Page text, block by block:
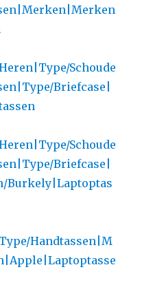
Schoude
Briefcase|
Schoude
Briefcase|
Burkely|Laptoptas
Handtassen|M